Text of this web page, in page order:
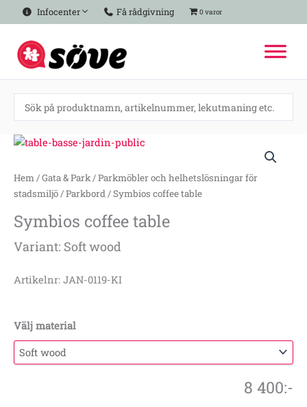
Hoppa
till
innehåll
Infocenter Få rådgivning 0 varor
Hem/Gata & Park/Parkmöbler och helhetslösningar för
stadsmiljö/Parkbord/ Symbios coffee table
Symbios coffee table
Variant: Soft wood
Artikelnr: JAN-0119-KI
Välj material
8 400:-
Symbios
table
mängd